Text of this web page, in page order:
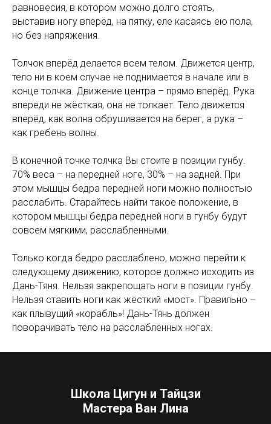
равновесия, в котором можно долго стоять,
выставив ногу вперёд, на пятку, еле касаясь ею пола,
но без напряжения.
Толчок вперёд делается всем телом. Движется центр,
тело ни в коем случае не поднимается в начале или в
конце толчка. Движение центра – прямо вперёд. Рука
впереди не жёсткая, она не толкает. Тело движется
вперёд, как волна обрушивается на берег, а рука –
как гребень волны.
В конечной точке толчка Вы стоите в позиции гунбу.
70% веса – на передней ноге, 30% – на задней. При
этом мышцы бедра передней ноги можно полностью
расслабить. Старайтесь найти такое положение, в
котором мышцы бедра передней ноги в гунбу будут
совсем мягкими, расслабленными.
Только когда бедро расслаблено, можно перейти к
следующему движению, которое должно исходить из
Дань-Тяня. Нельзя закрепощать ноги в позиции гунбу.
Нельзя ставить ноги как жёсткий «мост». Правильно –
как плывущий «корабль»! Дань-Тянь должен
поворачивать тело на расслабленных ногах.
Школа Цигун и Тайцзи
Мастера Ван Лина